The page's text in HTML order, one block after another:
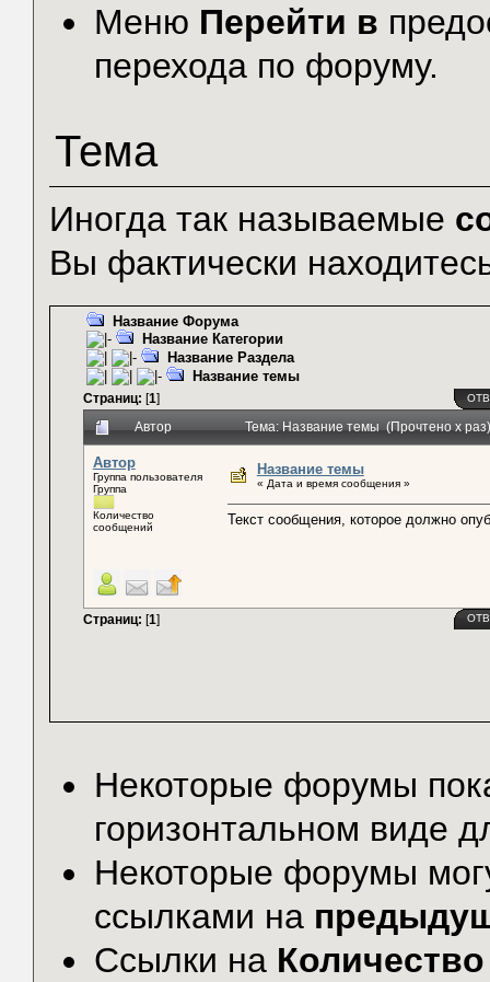
Меню Перейти в
перехода по форуму.
Тема
Иногда так называемые
Вы фактически
Название Форума
Название Категории
Название Раздела
Название темы
Страниц: [1]
Автор Тема: Название темы (Прочтено x раз)
Автор
Группа пользователя
Группа
Количество
сообщений
Название темы
« Дата и время сообщения »
Текст сообщения, которое должно
Страниц: [1]
Некоторые форумы
горизонтальном виде
Некоторые форумы
ссылками на
Ссылки на